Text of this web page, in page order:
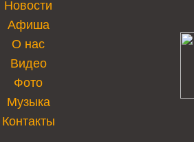
Новости
Афиша
О нас
Видео
Фото
Музыка
Контакты